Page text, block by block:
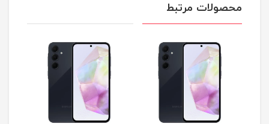
محصولات مرتبط